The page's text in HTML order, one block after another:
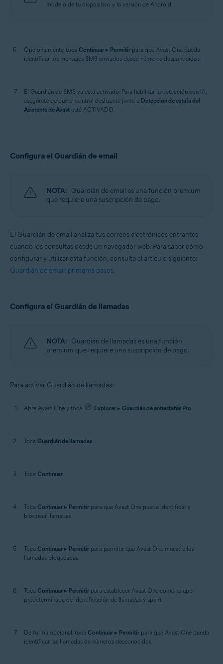
modelo de tu dispositivo y la versión de Android.
Opcionalmente, toca Continuar ▸ Permitir para que Avast One pueda
identificar los mensajes SMS enviados desde números desconocidos.
El Guardián de SMS ya está activado. Para habilitar la detección con IA,
asegúrate de que el control deslizante junto a Detección de estafa del
Asistente de Avast esté ACTIVADO.
Configura el Guardián de email
NOTA: Guardián de email es una función premium
que requiere una suscripción de pago.
El Guardián de email analiza tus correos electrónicos entrantes
cuando los consultas desde un navegador web. Para saber cómo
configurar y utilizar esta función, consulta el artículo siguiente:
Guardián de email: primeros pasos.
Configura el Guardián de llamadas
NOTA: Guardián de llamadas es una función
premium que requiere una suscripción de pago.
Para activar Guardián de llamadas:
Abre Avast One y toca Explorar ▸ Guardián de antiestafas Pro.
Toca Guardián de llamadas.
Toca Continuar.
Toca Continuar ▸ Permitir para que Avast One pueda identificar y
bloquear llamadas.
Toca Continuar ▸ Permitir para permitir que Avast One muestre las
llamadas bloqueadas.
Toca Continuar ▸ Permitir para establecer Avast One como tu app
predeterminada de identificación de llamadas y spam.
De forma opcional, toca Continuar ▸ Permitir para que Avast One pueda
identificar las llamadas de números desconocidos.